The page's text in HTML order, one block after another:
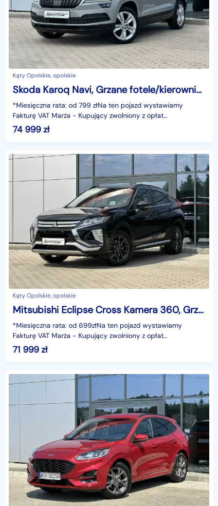
Kąty Opolskie, opolskie
Skoda Karoq Navi, Grzane fotele/kierownica, Alu, Climatronic, Full LED, GWARANCJ
*Miesięczna rata: od 799 złNa ten pojazd wystawiamy
Fakturę VAT Marża - Kupujący zwolniony z opłat
skarbowych.Gwarancja: 6 miesięcy.Cechy
szczególne:Ekonomiczny
74 999 zł
Kąty Opolskie, opolskie
Mitsubishi Eclipse Cross Kamera 360, Grzane fotele, HUD, Climatronic, Tempomat, Hak, GWARANCJ
*Miesięczna rata: od 699złNa ten pojazd wystawiamy
Fakturę VAT Marża - Kupujący zwolniony z opłat
skarbowych.Gwarancja: 6 miesięcy.Cechy
szczególne:dynamiczny b
71 999 zł